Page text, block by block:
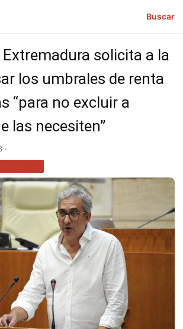
Buscar
solicita a la
los umbrales de renta
“para no excluir a
las necesiten”
·